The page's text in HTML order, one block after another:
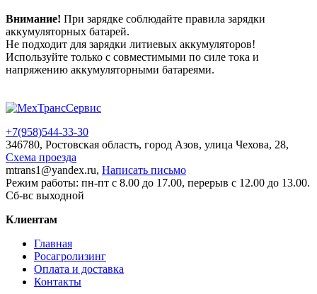
Внимание! При зарядке соблюдайте правила зарядки
аккумуляторных батарей.
Не подходит для зарядки литиевых аккумуляторов!
Используйте только с совместимыми по силе тока и
напряжению аккумуляторными батареями.
+7(958)544-33-30
346780, Ростовская область, город Азов, улица Чехова, 28,
Схема проезда
mtrans1@yandex.ru, Написать письмо
Режим работы: пн-пт с 8.00 до 17.00, перерыв с 12.00 до 13.00.
Сб-вс выходной
Клиентам
Главная
Росагролизинг
Оплата и доставка
Контакты